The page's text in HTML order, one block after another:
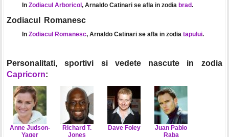
In Zodiacul Arboricol , Arnaldo Catinari se afla in zodia brad.
Zodiacul Romanesc
In Zodiacul Romanesc, Arnaldo Catinari se afla in zodia tapului.
Personalitati, sportivi si vedete nascute in zodia
Capricorn:
Anne Judson-
Yager
Richard T.
Jones
Dave Foley
Juan Pablo
Raba